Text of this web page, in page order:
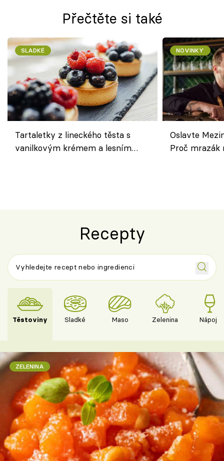
Přečtěte si také
SLADKÉ
Tartaletky z lineckého těsta s
vanilkovým krémem a lesním
NOVINKY
Oslavte
Proč
Recepty
Těstoviny Sladké Maso Zelenina Nápoje
ZELENINA